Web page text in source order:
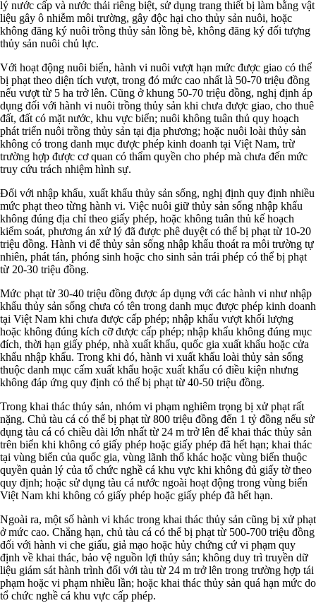
lý nước cấp và nước thải riêng biệt, sử dụng trang thiết bị làm bằng vật
liệu gây ô nhiễm môi trường, gây độc hại cho thủy sản nuôi, hoặc
không đăng ký nuôi trồng thủy sản lồng bè, không đăng ký đối tượng
thủy sản nuôi chủ lực.
Với hoạt động nuôi biển, hành vi nuôi vượt hạn mức được giao có thể
bị phạt theo diện tích vượt, trong đó mức cao nhất là 50-70 triệu đồng
nếu vượt từ 5 ha trở lên. Cũng ở khung 50-70 triệu đồng, nghị định áp
dụng đối với hành vi nuôi trồng thủy sản khi chưa được giao, cho thuê
đất, đất có mặt nước, khu vực biển; nuôi không tuân thủ quy hoạch
phát triển nuôi trồng thủy sản tại địa phương; hoặc nuôi loài thủy sản
không có trong danh mục được phép kinh doanh tại Việt Nam, trừ
trường hợp được cơ quan có thẩm quyền cho phép mà chưa đến mức
truy cứu trách nhiệm hình sự.
Đối với nhập khẩu, xuất khẩu thủy sản sống, nghị định quy định nhiều
mức phạt theo từng hành vi. Việc nuôi giữ thủy sản sống nhập khẩu
không đúng địa chỉ theo giấy phép, hoặc không tuân thủ kế hoạch
kiểm soát, phương án xử lý đã được phê duyệt có thể bị phạt từ 10-20
triệu đồng. Hành vi để thủy sản sống nhập khẩu thoát ra môi trường tự
nhiên, phát tán, phóng sinh hoặc cho sinh sản trái phép có thể bị phạt
từ 20-30 triệu đồng.
Mức phạt từ 30-40 triệu đồng được áp dụng với các hành vi như nhập
khẩu thủy sản sống chưa có tên trong danh mục được phép kinh doanh
tại Việt Nam khi chưa được cấp phép; nhập khẩu vượt khối lượng
hoặc không đúng kích cỡ được cấp phép; nhập khẩu không đúng mục
đích, thời hạn giấy phép, nhà xuất khẩu, quốc gia xuất khẩu hoặc cửa
khẩu nhập khẩu. Trong khi đó, hành vi xuất khẩu loài thủy sản sống
thuộc danh mục cấm xuất khẩu hoặc xuất khẩu có điều kiện nhưng
không đáp ứng quy định có thể bị phạt từ 40-50 triệu đồng.
Trong khai thác thủy sản, nhóm vi phạm nghiêm trọng bị xử phạt rất
nặng. Chủ tàu cá có thể bị phạt từ 800 triệu đồng đến 1 tỷ đồng nếu sử
dụng tàu cá có chiều dài lớn nhất từ 24 m trở lên để khai thác thủy sản
trên biển khi không có giấy phép hoặc giấy phép đã hết hạn; khai thác
tại vùng biển của quốc gia, vùng lãnh thổ khác hoặc vùng biển thuộc
quyền quản lý của tổ chức nghề cá khu vực khi không đủ giấy tờ theo
quy định; hoặc sử dụng tàu cá nước ngoài hoạt động trong vùng biển
Việt Nam khi không có giấy phép hoặc giấy phép đã hết hạn.
Ngoài ra, một số hành vi khác trong khai thác thủy sản cũng bị xử phạt
ở mức cao. Chẳng hạn, chủ tàu cá có thể bị phạt từ 500-700 triệu đồng
đối với hành vi che giấu, giả mạo hoặc hủy chứng cứ vi phạm quy
định về khai thác, bảo vệ nguồn lợi thủy sản; không duy trì truyền dữ
liệu giám sát hành trình đối với tàu từ 24 m trở lên trong trường hợp tái
phạm hoặc vi phạm nhiều lần; hoặc khai thác thủy sản quá hạn mức do
tổ chức nghề cá khu vực cấp phép.